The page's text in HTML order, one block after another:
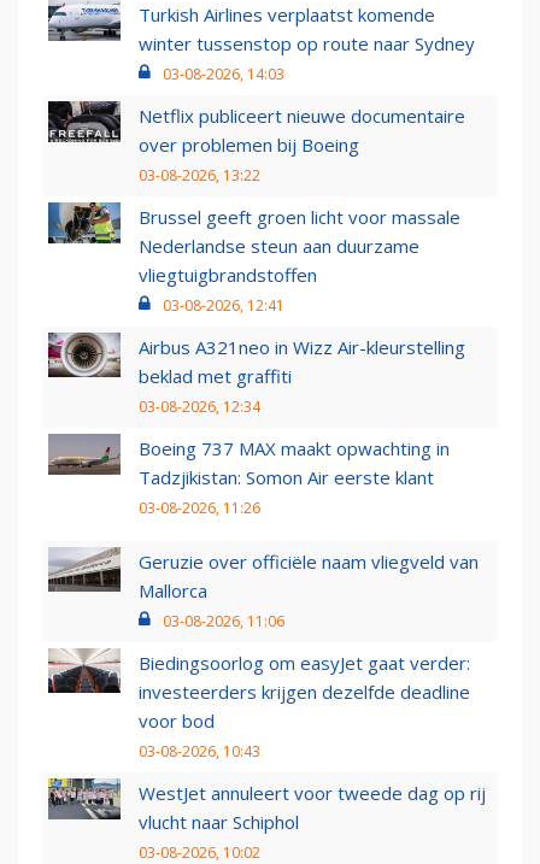
Turkish Airlines verplaatst komende
winter tussenstop op route naar Sydney
03-08-2026, 14:03
Netflix publiceert nieuwe documentaire
over problemen bij Boeing
03-08-2026, 13:22
Brussel geeft groen licht voor massale
Nederlandse steun aan duurzame
vliegtuigbrandstoffen
03-08-2026, 12:41
Airbus A321neo in Wizz Air-kleurstelling
beklad met graffiti
03-08-2026, 12:34
Boeing 737 MAX maakt opwachting in
Tadzjikistan: Somon Air eerste klant
03-08-2026, 11:26
Geruzie over officiële naam vliegveld van
Mallorca
03-08-2026, 11:06
Biedingsoorlog om easyJet gaat verder:
investeerders krijgen dezelfde deadline
voor bod
03-08-2026, 10:43
WestJet annuleert voor tweede dag op rij
vlucht naar Schiphol
03-08-2026, 10:02